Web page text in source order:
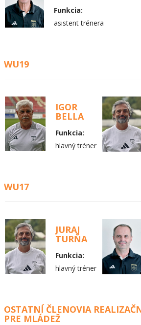
Funkcia:
asistent trénera
WU19
IGOR
BELLA
Funkcia:
hlavný tréner
WU17
JURAJ
TURŇA
Funkcia:
hlavný tréner
OSTATNÍ ČLENOVIA
PRE MLÁDEŽ